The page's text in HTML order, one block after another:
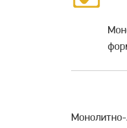
Монолитно-